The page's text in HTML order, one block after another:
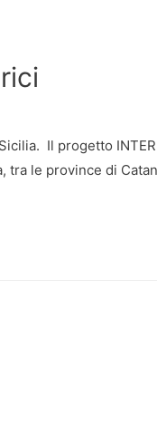
Il progetto
le province di